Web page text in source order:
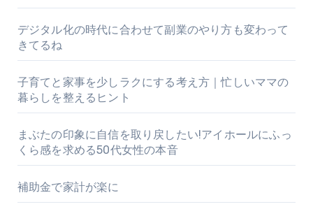
デジタル化の時代に合わせて副業のやり方も変わって
きてるね
子育てと家事を少しラクにする考え方｜忙しいママの
暮らしを整えるヒント
まぶたの印象に自信を取り戻したい!アイホールにふっ
くら感を求める50代女性の本音
補助金で家計が楽に